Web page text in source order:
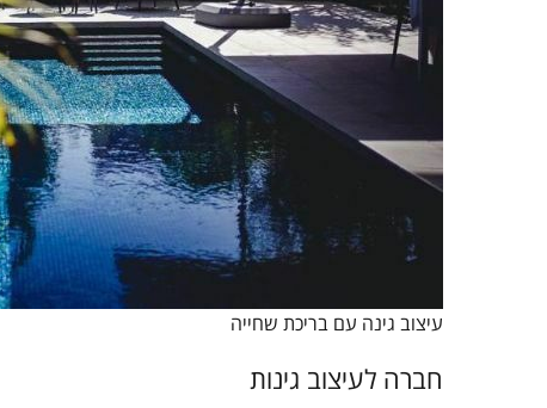
עיצוב גינה עם בריכת שחייה
חברה לעיצוב גינות